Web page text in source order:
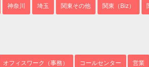
神奈川 埼玉 関東その他 関東（Biz）
オフィスワーク（事務） コールセンター 営業